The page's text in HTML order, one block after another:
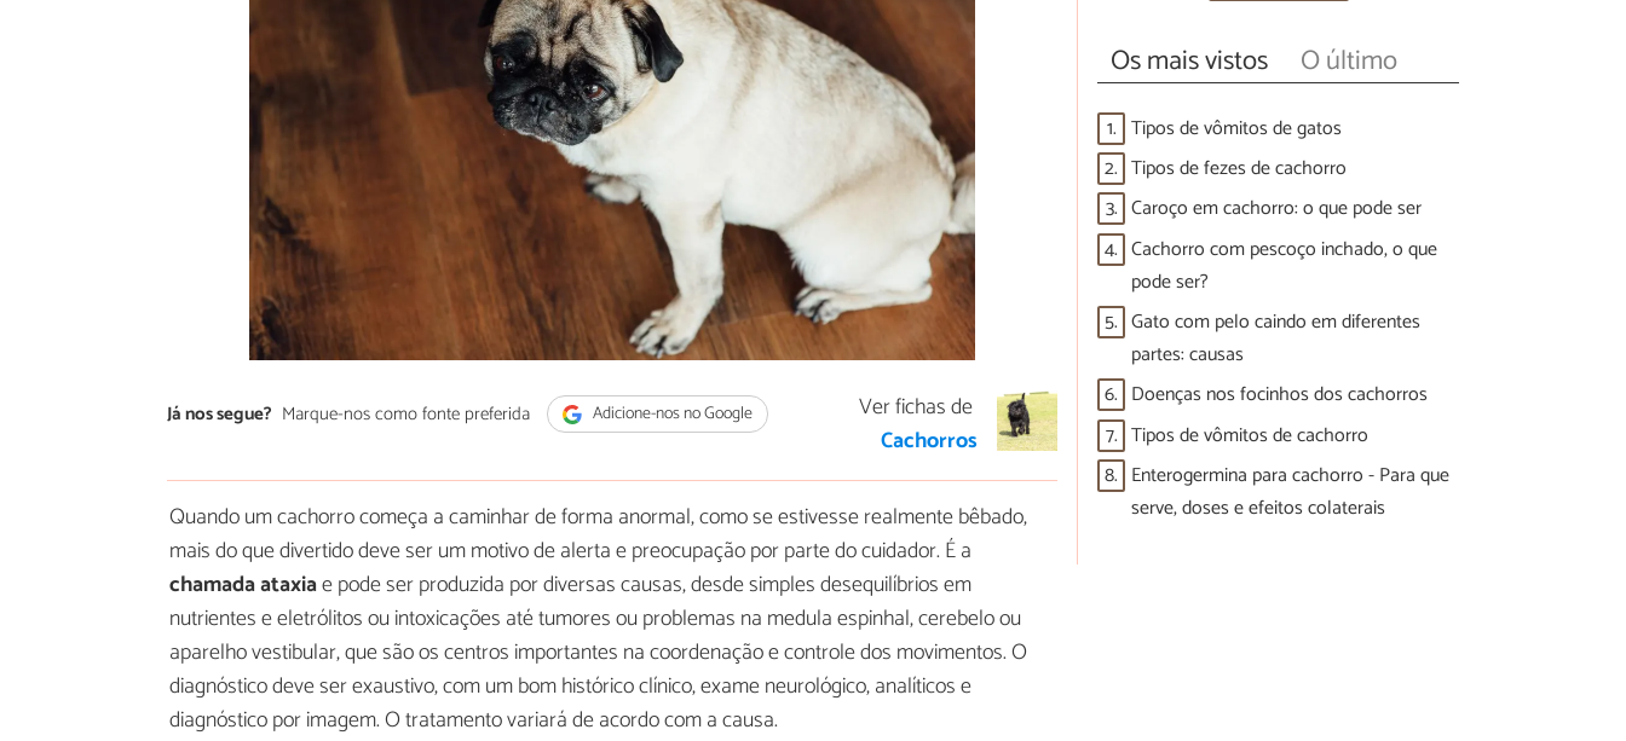
Já nos segue? Marque-nos como fonte preferida Adicione-nos no Google
Ver fichas de
Cachorros
Quando um cachorro começa a caminhar de forma anormal, como se estivesse realmente bêbado,
mais do que divertido deve ser um motivo de alerta e preocupação por parte do cuidador. É a
chamada ataxiae pode ser produzida por diversas causas, desde simples desequilíbrios em
nutrientes e eletrólitos ou intoxicações até tumores ou problemas na medula espinhal, cerebelo ou
aparelho vestibular, que são os centros importantes na coordenação e controle dos movimentos. O
diagnóstico deve ser exaustivo, com um bom histórico clínico, exame neurológico, analíticos e
diagnóstico por imagem. O tratamento variará de acordo com a causa.
Os mais vistos O último
1. Tipos de vômitos de gatos
2. Tipos de fezes de cachorro
3. Caroço em cachorro: o que pode ser
4. Cachorro com pescoço inchado, o que
pode ser?
5. Gato com pelo caindo em diferentes
partes: causas
6. Doenças nos focinhos dos cachorros
7. Tipos de vômitos de cachorro
8. Enterogermina para cachorro - Para que
serve, doses e efeitos colaterais